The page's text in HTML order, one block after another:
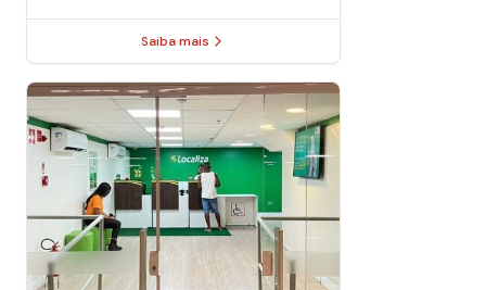
Saiba mais